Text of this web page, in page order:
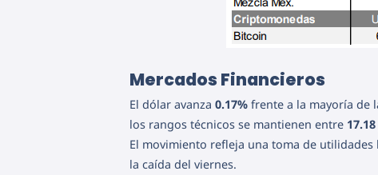
Mercados Financieros
El dólar avanza 0.17% frente a la mayoría de
los rangos técnicos se mantienen entre 17.18
El movimiento refleja una toma de
la caída del viernes.